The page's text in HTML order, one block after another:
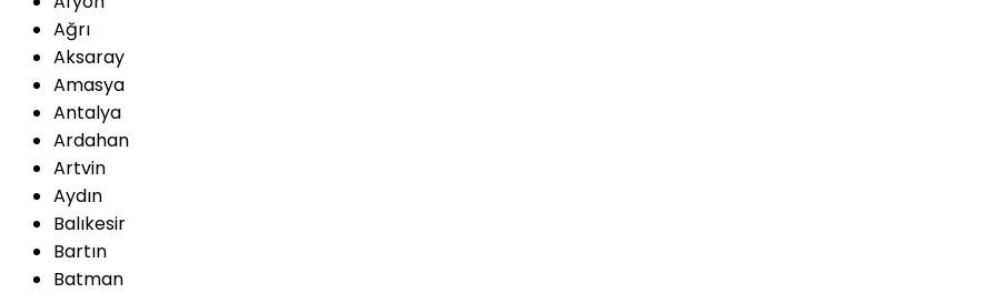
Ağrı
Aksaray
Amasya
Antalya
Ardahan
Artvin
Aydın
Balıkesir
Bartın
Batman